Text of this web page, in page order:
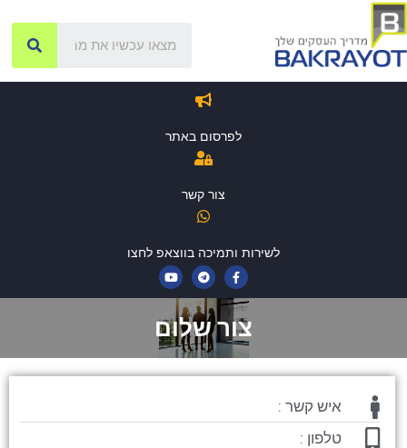
לפרסום באתר
צור קשר
לשירות ותמיכה בווצאפ לחצו
צור שלום
איש קשר :
טלפון :